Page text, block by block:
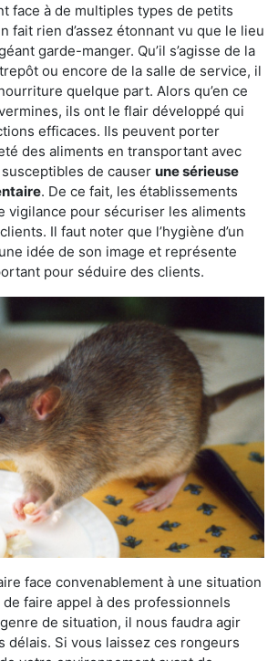
face à de multiples types de petits
fait rien d’assez étonnant vu que le lieu
garde-manger. Qu’il s’agisse de la
ou encore de la salle de service, il
quelque part. Alors qu’en ce
ils ont le flair développé qui
efficaces. Ils peuvent porter
des aliments en transportant avec
de causer une sérieuse
. De ce fait, les établissements
vigilance pour sécuriser les aliments
Il faut noter que l’hygiène d’un
idée de son image et représente
pour séduire des clients.
face convenablement à une situation
faire appel à des professionnels
de situation, il nous faudra agir
délais. Si vous laissez ces rongeurs